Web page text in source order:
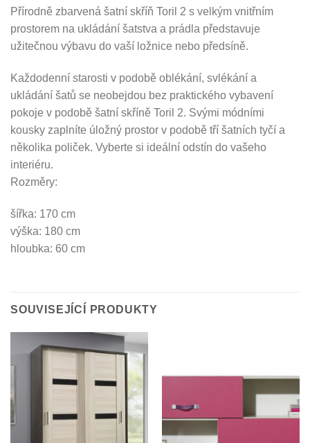
Přírodně zbarvená šatní skříň Toril 2 s velkým vnitřním
prostorem na ukládání šatstva a prádla představuje
užitečnou výbavu do vaší ložnice nebo předsíně.
Každodenní starosti v podobě oblékání, svlékání a
ukládání šatů se neobejdou bez praktického vybavení
pokoje v podobě šatní skříně Toril 2. Svými módními
kousky zaplníte úložný prostor v podobě tří šatních tyčí a
několika poliček. Vyberte si ideální odstín do vašeho
interiéru.
Rozměry:
šířka: 170 cm
výška: 180 cm
hloubka: 60 cm
SOUVISEJÍCÍ PRODUKTY